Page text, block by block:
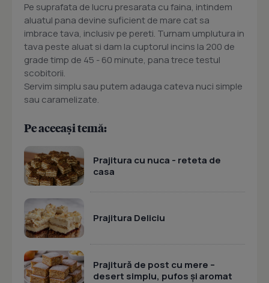
Pe suprafata de lucru presarata cu faina, intindem
aluatul pana devine suficient de mare cat sa
imbrace tava, inclusiv pe pereti. Turnam umplutura in
tava peste aluat si dam la cuptorul incins la 200 de
grade timp de 45 - 60 minute, pana trece testul
scobitorii.
Servim simplu sau putem adauga cateva nuci simple
sau caramelizate.
Pe aceeași temă:
Prajitura cu nuca - reteta de
casa
Prajitura Deliciu
Prajitură de post cu mere –
desert simplu, pufos și aromat